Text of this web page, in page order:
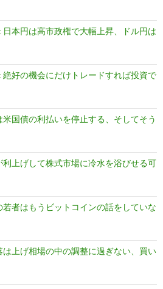
本円は高市政権で大幅上昇、ドル円は
好の機会にだけトレードすれば投資で
国債の利払いを停止する、そしてそう
上げして株式市場に冷水を浴びせる可
者はもうビットコインの話をしていな
上げ相場の中の調整に過ぎない、買い